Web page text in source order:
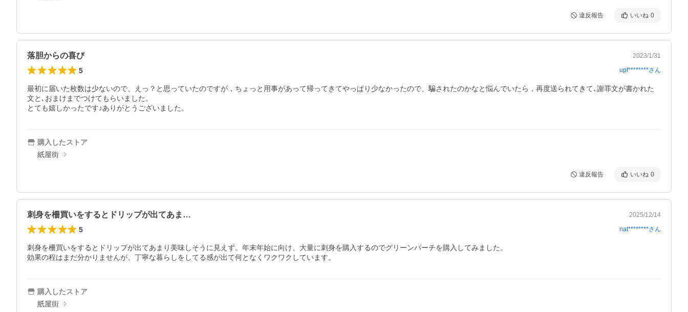
違反報告 いいね 0
落胆からの喜び 2023/1/31
5 upf********さん
最初に届いた枚数は少ないので、えっ？と思っていたのですが，ちょっと用事があって帰ってきてやっぱり少なかったので、騙されたのかなと悩んでいたら，再度送られてきて､謝罪文が書かれた
文と､おまけまでつけてもらいました。
とても嬉しかったです♪ありがとうございました。
購入したストア
紙屋街
違反報告 いいね 0
刺身を柵買いをするとドリップが出てあま… 2025/12/14
5 nat********さん
刺身を柵買いをするとドリップが出てあまり美味しそうに見えず。年末年始に向け、大量に刺身を購入するのでグリーンパーチを購入してみました。
効果の程はまだ分かりませんが、丁寧な暮らしをしてる感が出て何となくワクワクしています。
購入したストア
紙屋街